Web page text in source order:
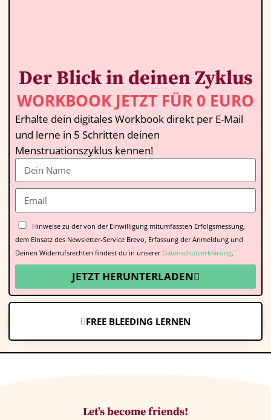
FREE BLEEDING LERNEN
Der Blick in deinen Zyklus
WORKBOOK JETZT FÜR 0 EURO
Erhalte dein digitales Workbook direkt per E-Mail
und lerne in 5 Schritten deinen
Menstruationszyklus kennen!
Hinweise zu der von der Einwilligung mitumfassten Erfolgsmessung,
dem Einsatz des Newsletter-Service Brevo, Erfassung der Anmeldung und
Deinen Widerrufsrechten findest du in unserer Datenschutzerklärung.
JETZT HERUNTERLADEN
Let’s become friends!